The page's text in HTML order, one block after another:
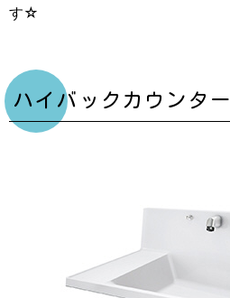
す☆
ハイバックカウンター